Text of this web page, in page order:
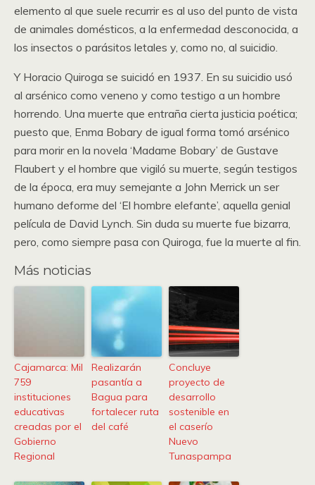
elemento al que suele recurrir es al uso del punto de vista
de animales domésticos, a la enfermedad desconocida, a
los insectos o parásitos letales y, como no, al suicidio.
Y Horacio Quiroga se suicidó en 1937. En su suicidio usó
al arsénico como veneno y como testigo a un hombre
horrendo. Una muerte que entraña cierta justicia poética;
puesto que, Enma Bobary de igual forma tomó arsénico
para morir en la novela ‘Madame Bobary’ de Gustave
Flaubert y el hombre que vigiló su muerte, según testigos
de la época, era muy semejante a John Merrick un ser
humano deforme del ‘El hombre elefante’, aquella genial
película de David Lynch. Sin duda su muerte fue bizarra,
pero, como siempre pasa con Quiroga, fue la muerte al fin.
Más noticias
Cajamarca: Mil
759
instituciones
educativas
creadas por el
Gobierno
Regional
Realizarán
pasantía a
Bagua para
fortalecer ruta
del café
Concluye
proyecto de
desarrollo
sostenible en
el caserío
Nuevo
Tunaspampa